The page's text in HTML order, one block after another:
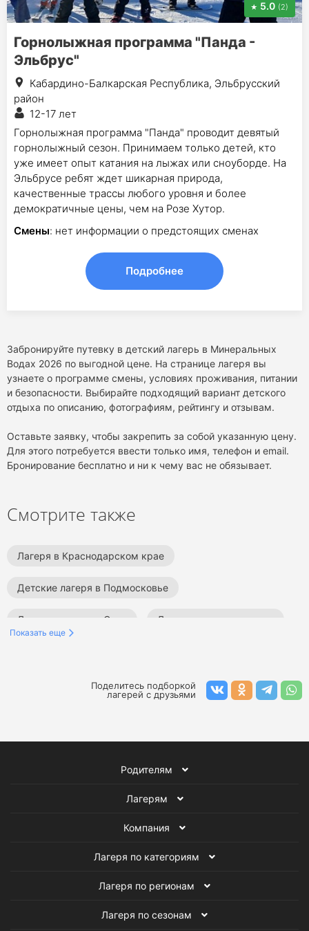
5.0 (2)
Горнолыжная программа "Панда -
Эльбрус"
Кабардино-Балкарская Республика, Эльбрусский
район
12-17 лет
Горнолыжная программа "Панда" проводит девятый
горнолыжный сезон. Принимаем только детей, кто
уже имеет опыт катания на лыжах или сноуборде. На
Эльбрусе ребят ждет шикарная природа,
качественные трассы любого уровня и более
демократичные цены, чем на Розе Хутор.
Смены: нет информации о предстоящих сменах
Подробнее
Забронируйте путевку в детский лагерь в Минеральных
Водах 2026 по выгодной цене. На странице лагеря вы
узнаете о программе смены, условиях проживания, питании
и безопасности. Выбирайте подходящий вариант детского
отдыха по описанию, фотографиям, рейтингу и отзывам.
Оставьте заявку, чтобы закрепить за собой указанную цену.
Для этого потребуется ввести только имя, телефон и email.
Бронирование бесплатно и ни к чему вас не обязывает.
Смотрите также
Лагеря в Краснодарском крае
Детские лагеря в Подмосковье
Детские лагеря в Сочи Детские лагеря на море
Лагеря в Москве Детские лагеря в Туапсе
Детские оздоровительные лагеря
Показать еще
Поделитесь подборкой
лагерей с друзьями
Родителям
Лагерям
Компания
Лагеря по категориям
Лагеря по регионам
Лагеря по сезонам